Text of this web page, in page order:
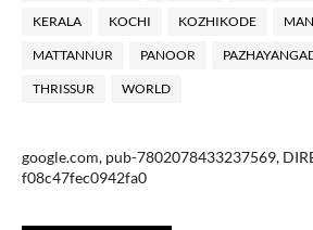
KERALA KOCHI KOZHIKODE
MATTANNUR PANOOR
THRISSUR WORLD
google.com, pub-7802078433237569,
f08c47fec0942fa0